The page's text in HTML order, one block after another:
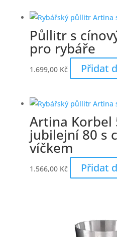
Půllitr s
pro rybáře
1.699,00 Kč Přidat
Artina Korbel
jubilejní 80 s
víčkem
1.566,00 Kč Přidat